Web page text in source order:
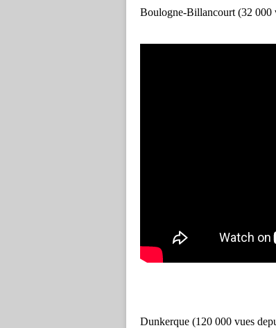
Boulogne-Billancourt (32 000
Dunkerque (120 000 vues